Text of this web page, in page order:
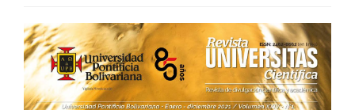
Article
Sidebar